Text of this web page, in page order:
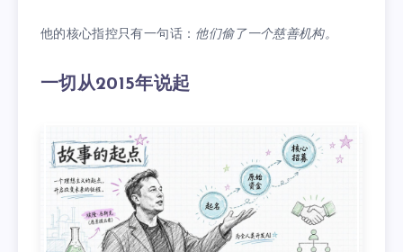
他的核心指控只有一句话： 他们偷了一个慈善机构。
一切从2015年说起